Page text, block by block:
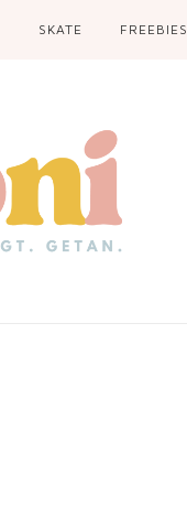
SKATE FREEBIES